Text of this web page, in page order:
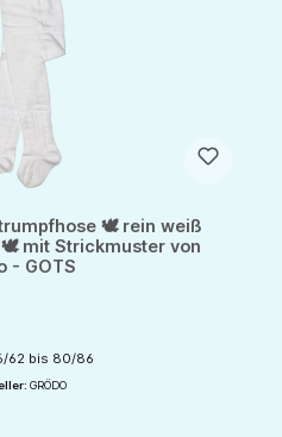
🕊️ rein weiß
🕊️ mit Strickmuster von
- GOTS
62 bis 80/86
GRÖDO